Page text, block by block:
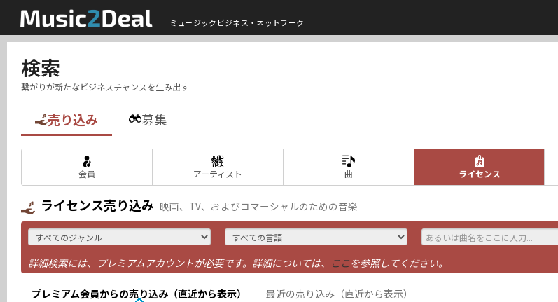
ミュージックビジネス・ネットワーク
検索
繋がりが新たなビジネスチャンスを生み出す
売り込み 募集
会員 アーティスト 曲 ライセンス
ライセンス売り込み 映画、TV、およびコマーシャルのための音楽
詳細検索には、プレミアムアカウントが必要です。詳細については、 ここを参照してください。
プレミアム会員からの売り込み（直近から表示） 最近の売り込み（直近から表示）